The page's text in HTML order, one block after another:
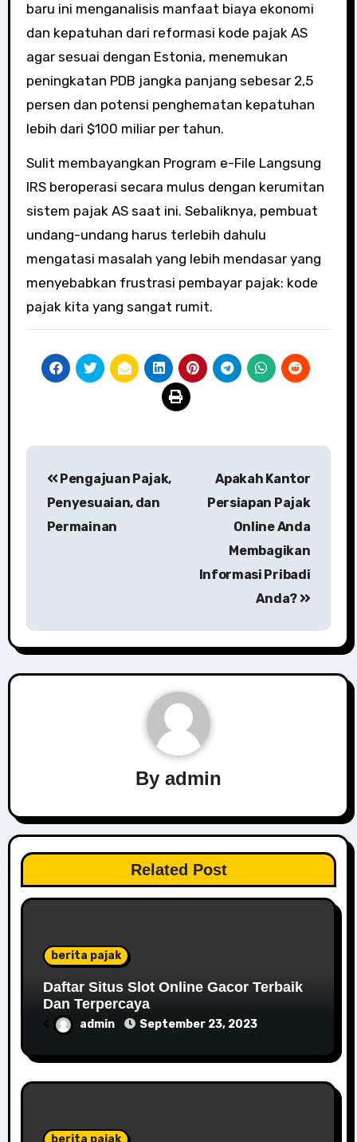
baru ini menganalisis manfaat biaya ekonomi
dan kepatuhan dari reformasi kode pajak AS
agar sesuai dengan Estonia, menemukan
peningkatan PDB jangka panjang sebesar 2,5
persen dan potensi penghematan kepatuhan
lebih dari $100 miliar per tahun.
Sulit membayangkan Program e-File Langsung
IRS beroperasi secara mulus dengan kerumitan
sistem pajak AS saat ini. Sebaliknya, pembuat
undang-undang harus terlebih dahulu
mengatasi masalah yang lebih mendasar yang
menyebabkan frustrasi pembayar pajak: kode
pajak kita yang sangat rumit.
navigation
Pengajuan Pajak,
Penyesuaian, dan
Permainan
Apakah Kantor
Persiapan Pajak
Online Anda
Membagikan
Informasi Pribadi
Anda?
By admin
Related Post
berita pajak
Daftar Situs Slot Online Gacor Terbaik
Dan Terpercaya
< admin September 23, 2023
berita pajak